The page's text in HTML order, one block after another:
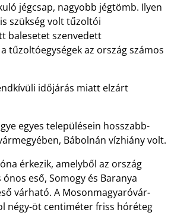
jégcsap, nagyobb jégtömb. Ilyen
szükség volt tűzoltói
balesetet szenvedett
tűzoltóegységek az ország számos
időjárás miatt elzárt
egyes településein hosszabb-
Bábolnán vízhiány volt.
érkezik, amelyből az ország
eső, Somogy és Baranya
várható. A Mosonmagyaróvár-
négy-öt centiméter friss hóréteg